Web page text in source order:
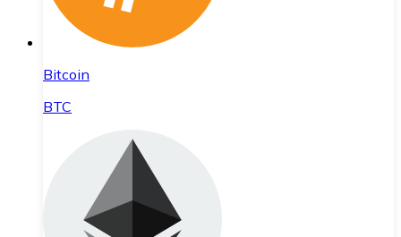
Bitcoin
BTC